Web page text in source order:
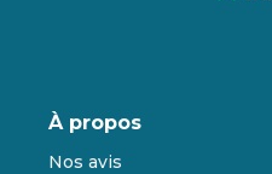
À propos
Nos avis